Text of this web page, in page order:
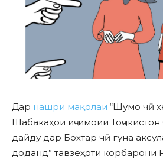
Дар нашри мақолаи “Шумо чӣ
Шабакаҳои иҷтимоии
дайду дар Бохтар чӣ гуна
доданд” тавзеҳоти корбарони